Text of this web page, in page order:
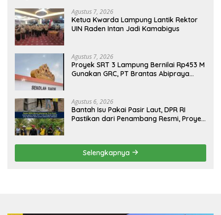
Agustus 7, 2026
Ketua Kwarda Lampung Lantik Rektor
UIN Raden Intan Jadi Kamabigus
Agustus 7, 2026
Proyek SRT 3 Lampung Bernilai Rp453 M
Gunakan GRC, PT Brantas Abipraya
Agustus 6, 2026
Bantah Isu Pakai Pasir Laut, DPR RI
Pastikan dari Penambang Resmi, Proyek
Selengkapnya